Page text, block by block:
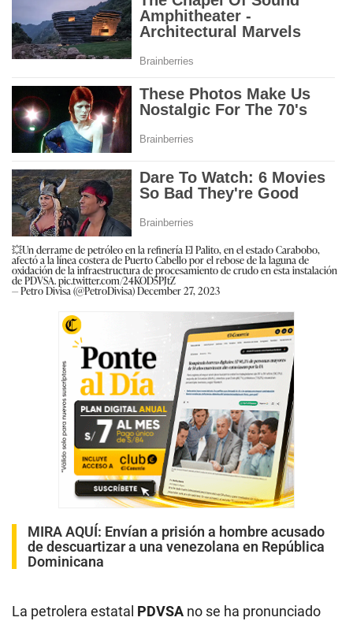
💥Un derrame de petróleo en la refinería El Palito, en el estado Carabobo,
afectó a la línea costera de Puerto Cabello por el rebose de la laguna de
oxidación de la infraestructura de procesamiento de crudo en esta instalación
de PDVSA.pic.twitter.com/24KOD5PJtZ
— Petro Divisa (@PetroDivisa)December 27, 2023
MIRA AQUÍ: Envían a prisión a hombre acusado
de descuartizar a una venezolana en República
Dominicana
La petrolera estatal PDVSA no se ha pronunciado